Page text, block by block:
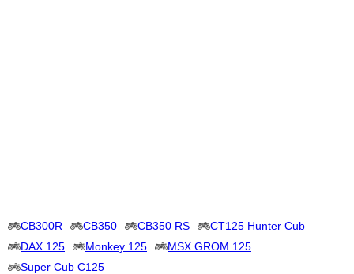
CB300R CB350 CB350 RS
CT125 Hunter Cub
DAX 125
Monkey 125
MSX GROM 125
Super Cub C125